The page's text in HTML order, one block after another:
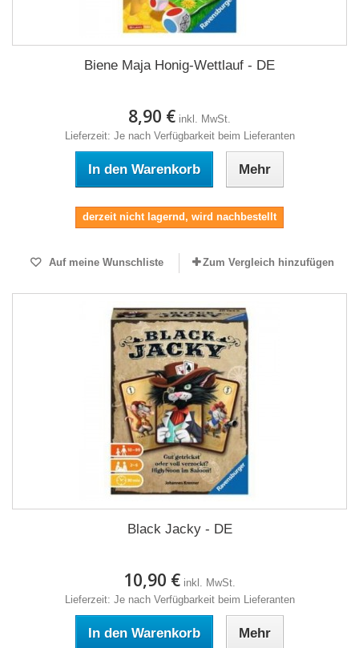
Biene Maja Honig-Wettlauf - DE
8,90 € inkl. MwSt.
Lieferzeit: Je nach Verfügbarkeit beim Lieferanten
In den Warenkorb Mehr
derzeit nicht lagernd, wird nachbestellt
Auf meine Wunschliste Zum Vergleich hinzufügen
Black Jacky - DE
10,90 € inkl. MwSt.
Lieferzeit: Je nach Verfügbarkeit beim Lieferanten
In den Warenkorb Mehr